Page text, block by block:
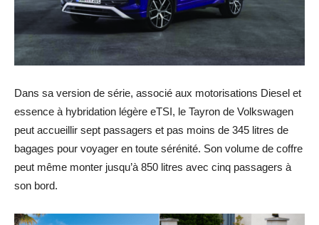
Dans sa version de série, associé aux motorisations Diesel et
essence à hybridation légère eTSI, le Tayron de Volkswagen
peut accueillir sept passagers et pas moins de 345 litres de
bagages pour voyager en toute sérénité. Son volume de coffre
peut même monter jusqu’à 850 litres avec cinq passagers à
son bord.